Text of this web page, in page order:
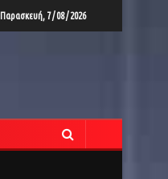
Παρασκευή, 7 / 08 / 2026